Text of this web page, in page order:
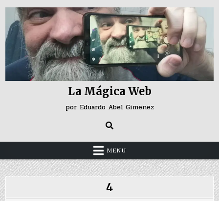
Skip
content
La Mágica Web
por Eduardo Abel Gimenez
MENU
4